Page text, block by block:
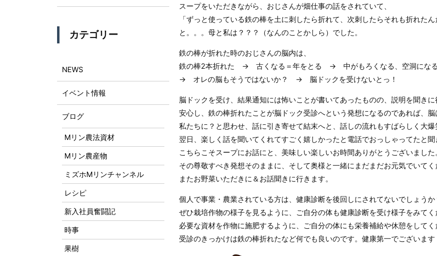
スープをいただきながら、おじさんが畑仕事の話をされていて、
「ずっと使っている鉄の棒を土に刺したら折れて、次刺したらそれも折れたん
と。。。母と私は？？？（なんのことかしら）でした。
鉄の棒が折れた時のおじさんの脳内は、
鉄の棒2本折れた → 古くなる＝年をとる → 中がもろくなる、空
→ オレの脳もそうではないか？ → 脳ドックを受けないとっ！
脳ドックを受け、結果通知には怖いことが書いてあったものの、説明を聞きに
安心し、鉄の棒折れたことが脳ドック受診へという発想になるのであれば、脳
私たちに？と思わせ、話に引き寄せて結末へと、話しの流れもすばらしく大爆
翌日、楽しく話を聞いてくれてすごく嬉しかったと電話でおっしゃってたと聞
こちらこそスープにお話にと、美味しい楽しいお時間ありがとうございました
その尊敬すべき発想そのままに、そして奥様と一緒にまだまだお元気でいてく
またお野菜いただきに＆お話聞きに行きます。
個人で事業・農業されている方は、健康診断を後回しにされてないでしょうか
ぜひ栽培作物の様子を見るように、ご自分の体も健康診断を受け様子をみてく
必要な資材を作物に施肥するように、ご自分の体にも栄養補給や休憩をしてく
受診のきっかけは鉄の棒折れたなど何でも良いのです。健康第一でございます
カテゴリー
NEWS
イベント情報
ブログ
Mリン農法資材
Mリン農産物
ミズホMリンチャンネル
レシピ
新入社員奮闘記
時事
果樹